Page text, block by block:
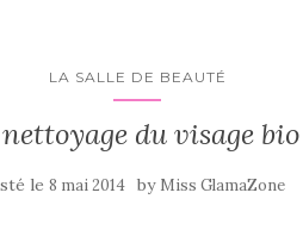
LA SALLE DE BEAUTÉ
du visage
le 8 mai 2014 by Miss GlamaZone